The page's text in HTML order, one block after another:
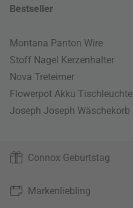
Bestseller
Montana Panton Wire
Stoff Nagel Kerzenhalter
Nova Treteimer
Flowerpot Akku Tischleuchte
Joseph Joseph Wäschekorb
Connox Geburtstag
Markenliebling